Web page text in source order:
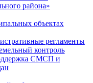
района»
объектах
регламенты
контроль
СМСП и